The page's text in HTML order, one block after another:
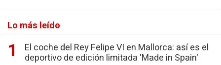
Lo más leído
El coche del Rey Felipe VI en Mallorca: así es el
deportivo de edición limitada 'Made in Spain'